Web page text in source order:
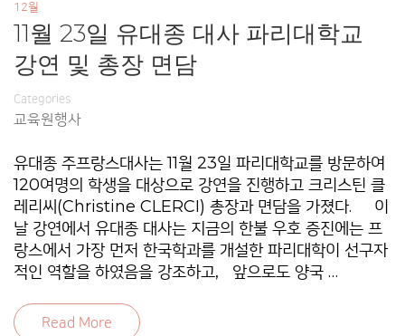
12월
11월 23일 유대종 대사 파리대학교
강연 및 총장 면담
Categories
교육원행사
유대종 주프랑스대사는 11월 23일 파리대학교를 방문하여
120여명의 학생을 대상으로 강연을 진행하고 크리스틴 클
레리씨(Christine CLERCI) 총장과 면담을 가졌다. 이
날 강연에서 유대종 대사는 지금의 한불 우호 증진에는 프
랑스에서 가장 먼저 한국학과를 개설한 파리대학이 선구자
적인 역할을 하였음을 강조하고, 앞으로도 양국 …
Read More